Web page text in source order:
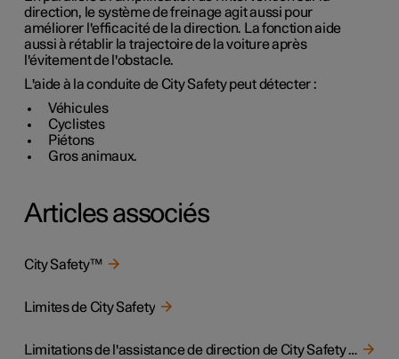
direction, le système de freinage agit aussi pour
améliorer l'efficacité de la direction. La fonction aide
aussi à rétablir la trajectoire de la voiture après
l'évitement de l'obstacle.
L'aide à la conduite de City Safety peut détecter :
Véhicules
Cyclistes
Piétons
Gros animaux.
Articles associés
City Safety™
Limites de City Safety
Limitations de l'assistance de direction de City Safety en cas de manœuvre d'évitement